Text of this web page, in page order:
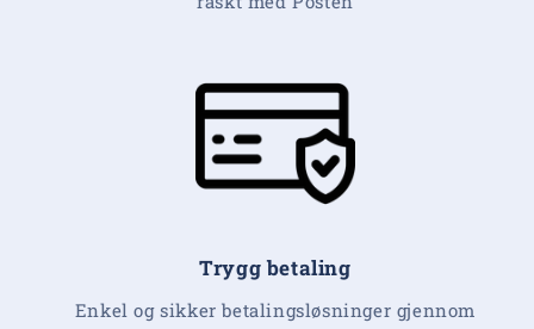
Trygg betaling
Enkel og sikker betalingsløsninger gjennom